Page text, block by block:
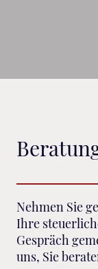
Nehmen Sie
Ihre
Gespräch
uns, Sie